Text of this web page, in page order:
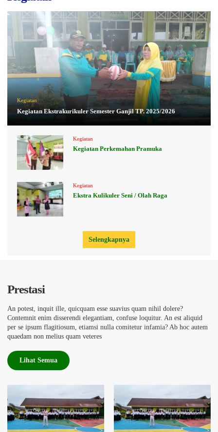
Kegiatan
Kegiatan Ekstrakurikuler Semester Ganjil TP. 2025/2026
Kegiatan
Kegiatan Perkemahan Pramuka
Kegiatan
Ekstra Kulikuler Seni / Olah Raga
Selengkapnya
Prestasi
An potest, inquit ille, quicquam esse suavius quam nihil dolere?
Contemnit enim disserendi elegantiam, confuse loquitur. An est aliquid
per se ipsum flagitiosum, etiamsi nulla comitetur infamia? Ab hoc autem
quaedam non melius quam veteres
Lihat Semua